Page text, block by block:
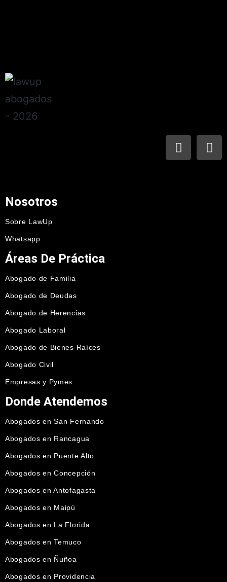
Nosotros
Sobre LawUp
Whatsapp
Áreas De Práctica
Abogado de Familia
Abogado de Deudas
Abogado de Herencias
Abogado Laboral
Abogado de Bienes Raíces
Abogado Civil
Empresas y Pymes
Donde Atendemos
Abogados en San Fernando
Abogados en Rancagua
Abogados en Puente Alto
Abogados en Concepción
Abogados en Antofagasta
Abogados en Maipú
Abogados en La Florida
Abogados en Temuco
Abogados en Ñuñoa
Abogados en Providencia